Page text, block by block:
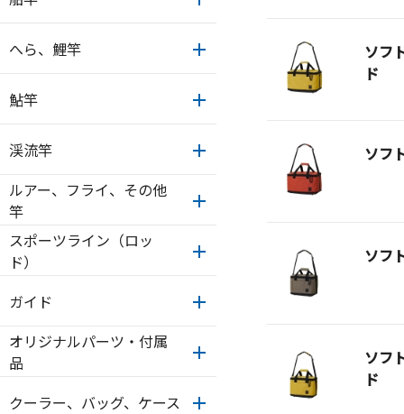
へら、鯉竿
鮎竿
渓流竿
ルアー、フライ、その他
竿
スポーツライン（ロッ
ド）
ガイド
オリジナルパーツ・付属
品
クーラー、バッグ、ケース
ソフ
ド
ソフ
ソフ
ソフ
ド